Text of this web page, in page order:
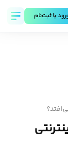
يا ثبت‌نام